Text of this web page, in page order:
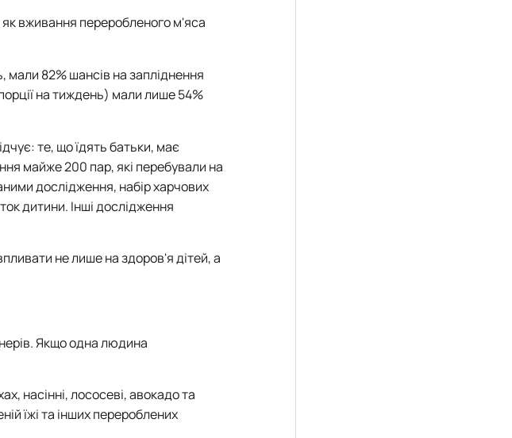
як вживання переробленого м'яса
мали 82% шансів на запліднення
на тиждень) мали лише 54%
те, що їдять батьки, має
майже 200 пар, які перебували на
дослідження, набір харчових
дитини. Інші дослідження
не лише на здоров'я дітей, а
Якщо одна людина
насінні, лососеві, авокадо та
їжі та інших перероблених